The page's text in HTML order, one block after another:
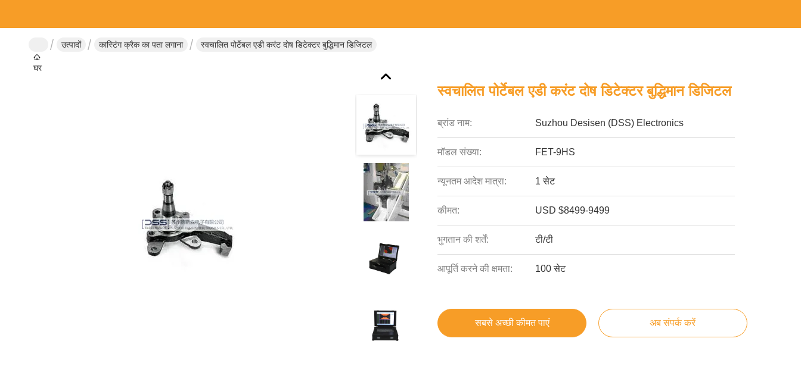
घर
उत्पादों कास्टिंग क्रैक का पता लगाना स्वचालित पोर्टेबल एडी करंट दोष डिटेक्टर बुद्धिमान डिजिटल
स्वचालित पोर्टेबल एडी करंट दोष डिटेक्टर बुद्धिमान डिजिटल
ब्रांड नाम: Suzhou Desisen (DSS) Electronics
मॉडल संख्या: FET-9HS
न्यूनतम आदेश मात्रा: 1 सेट
कीमत: USD $8499-9499
भुगतान की शर्तें: टी/टी
आपूर्ति करने की क्षमता: 100 सेट
सबसे अच्छी कीमत पाएं अब संपर्क करें